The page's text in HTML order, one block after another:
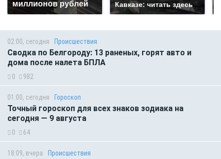
миллионов рублей
Кавказе: читать здесь
02:00, сегодня Происшествия
Сводка по Белгороду: 13 раненых, горят авто и
дома после налета БПЛА
0 982
01:00, сегодня Гороскоп
Точный гороскоп для всех знаков зодиака на
сегодня — 9 августа
0 64
18:09, вчера Происшествия